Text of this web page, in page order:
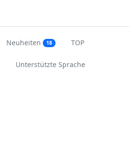
Neuheiten 18 TOP
Unterstützte Sprache